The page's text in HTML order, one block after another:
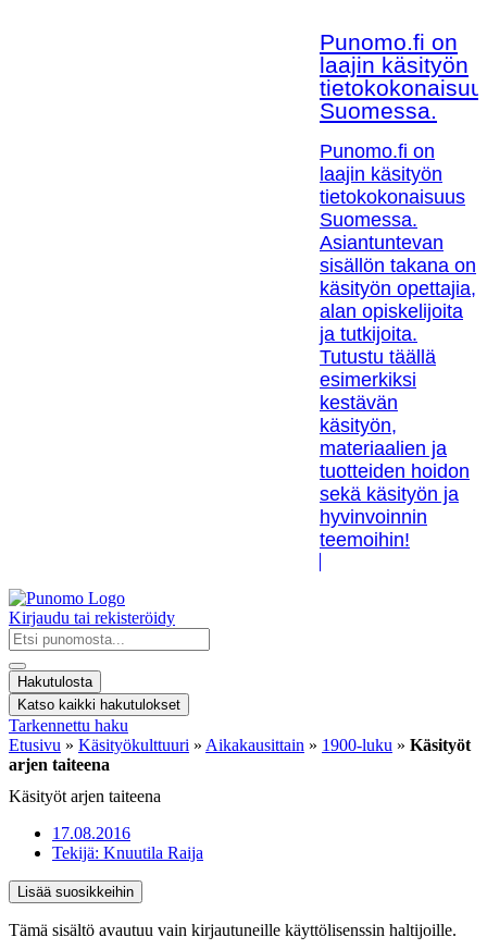
Punomo.fi on
laajin käsityön
Suomessa.
Punomo.fi on
laajin käsityön
tietokokonaisuus
Suomessa.
Asiantuntevan
sisällön takana on
käsityön opettajia,
alan opiskelijoita
ja tutkijoita.
Tutustu täällä
esimerkiksi
kestävän
käsityön,
materiaalien ja
tuotteiden hoidon
sekä käsityön ja
hyvinvoinnin
teemoihin!
Kirjaudu tai rekisteröidy
Search
...
Hakutulosta
Katso kaikki hakutulokset
Tarkennettu haku
Etusivu » Käsityökulttuuri » Aikakausittain » 1900-luku » Käsityöt
arjen taiteena
Käsityöt arjen taiteena
17.08.2016
Tekijä: Knuutila Raija
Lisää suosikkeihin
Tämä sisältö avautuu vain kirjautuneille käyttölisenssin haltijoille.